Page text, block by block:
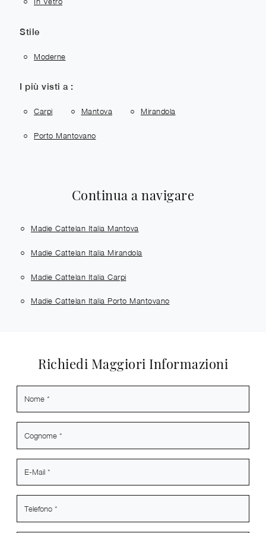
Stile
Moderne
I più visti a :
Carpi Mantova Mirandola
Porto Mantovano
Continua a navigare
Madie Cattelan Italia Mantova
Madie Cattelan Italia Mirandola
Madie Cattelan Italia Carpi
Madie Cattelan Italia Porto Mantovano
Richiedi Maggiori Informazioni